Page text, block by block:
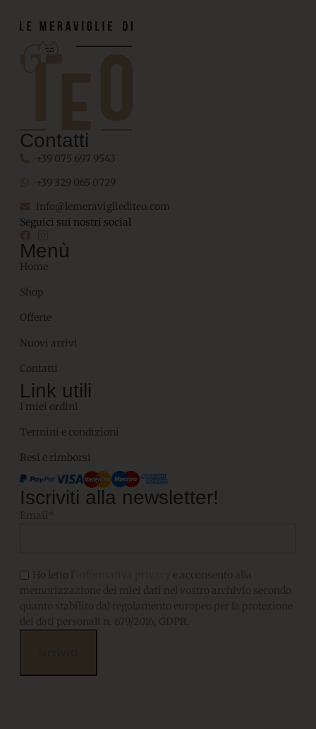
Contatti
+39 075 697 9543
+39 329 065 0729
info@lemeravigliediteo.com
Seguici sui nostri social
Menù
Home
Shop
Offerte
Nuovi arrivi
Contatti
Link utili
I miei ordini
Termini e condizioni
Resi e rimborsi
Iscriviti alla newsletter!